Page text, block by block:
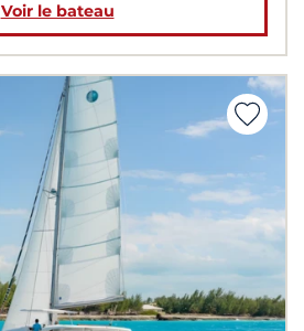
Voir le bateau